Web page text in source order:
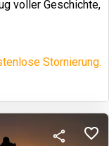
voller Geschichte,
Stornierung.